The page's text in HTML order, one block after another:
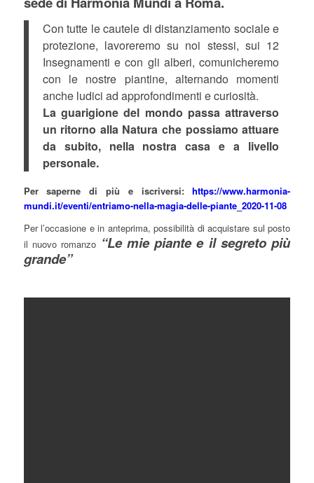
Con tutte le cautele di distanziamento sociale e
protezione, lavoreremo su noi stessi, sui 12
Insegnamenti e con gli alberi, comunicheremo
con le nostre piantine, alternando momenti
anche ludici ad approfondimenti e curiosità.
La guarigione del mondo passa attraverso
un ritorno alla Natura che possiamo attuare
da subito, nella nostra casa e a livello
personale.
Per saperne di più e iscriversi:https://www.harmonia-
mundi.it/eventi/entriamo-nella-magia-delle-piante_2020-11-08
Per l’occasione e in anteprima, possibilità di acquistare sul posto
il nuovo romanzo “Le mie piante e il segreto più
grande”